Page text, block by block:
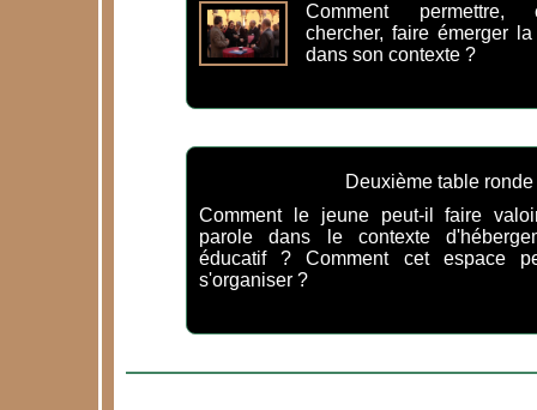
Comment permettre,
chercher, faire émerger
dans son contexte ?
Deuxième table ronde
Comment le jeune peut-il faire
parole dans le contexte
éducatif ? Comment cet espace
s'organiser ?